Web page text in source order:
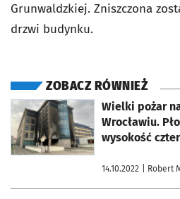
Grunwaldzkiej. Zniszczona
drzwi budynku.
ZOBACZ RÓWNIEŻ
Wielki pożar
Wrocławiu.
wysokość
14.10.2022 | Robert
otworzy się w nowej karcie